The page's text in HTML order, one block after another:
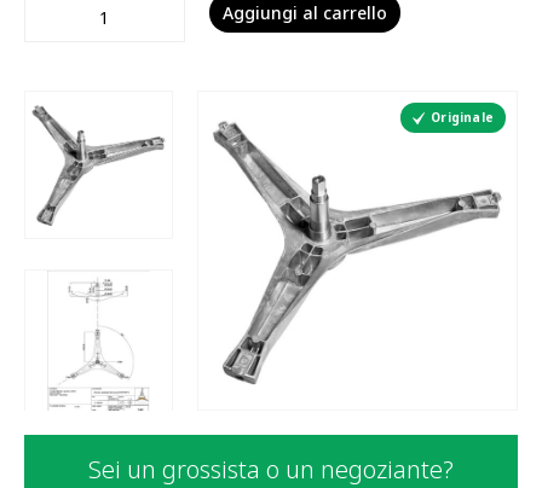
Originale
Sei un grossista o un negoziante?
Aggiungi al carrello